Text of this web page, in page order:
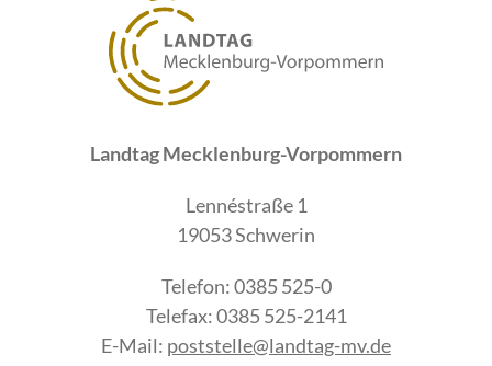
Landtag Mecklenburg-Vorpommern
Lennéstraße 1
19053 Schwerin
Telefon: 0385 525-0
Telefax: 0385 525-2141
E-Mail: poststelle@landtag-mv.de